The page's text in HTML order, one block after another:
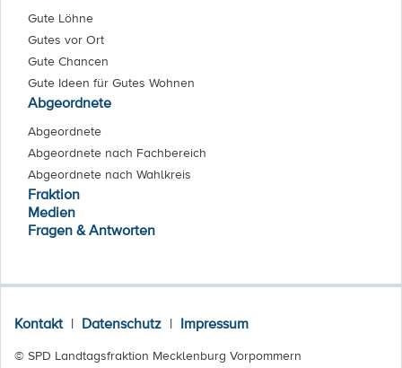
Gute Löhne
Gutes vor Ort
Gute Chancen
Gute Ideen für Gutes Wohnen
Abgeordnete
Abgeordnete
Abgeordnete nach Fachbereich
Abgeordnete nach Wahlkreis
Fraktion
Medien
Fragen & Antworten
Kontakt | Datenschutz | Impressum
© SPD Landtagsfraktion Mecklenburg Vorpommern